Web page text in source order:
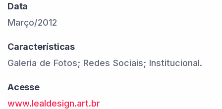
Data
Março/2012
Características
Galeria de Fotos; Redes Sociais; Institucional.
Acesse
www.lealdesign.art.br